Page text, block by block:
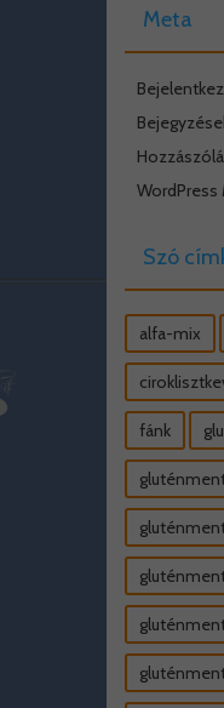
Meta
WordPress
Szó
alfa-mix
fánk